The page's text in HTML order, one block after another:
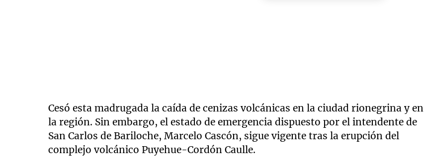
Cesó esta madrugada la caída de cenizas volcánicas en la ciudad rionegrina y en
la región. Sin embargo, el estado de emergencia dispuesto por el intendente de
San Carlos de Bariloche, Marcelo Cascón, sigue vigente tras la erupción del
complejo volcánico Puyehue-Cordón Caulle.